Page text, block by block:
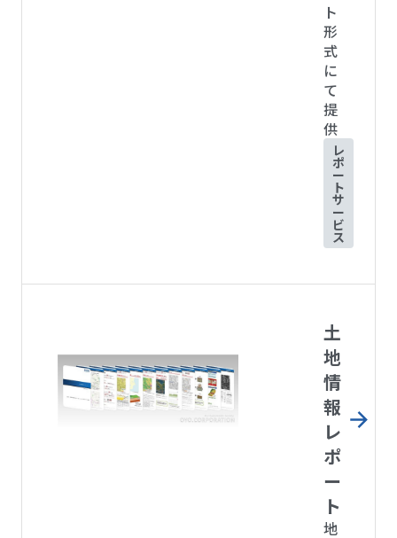
ト
形
式
に
て
提
供
レ
ポ
ー
ト
サ
ー
ビ
ス
土
地
情
報
レ
ポ
ー
ト
地